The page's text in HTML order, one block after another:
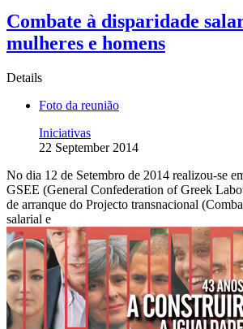
Combate à disparidade
mulheres e homens
Details
Foto da reunião
Iniciativas
22 September 2014
No dia 12 de Setembro de 2014 realizou-se
GSEE (General Confederation of Greek
de arranque do Projecto transnacional
salarial e